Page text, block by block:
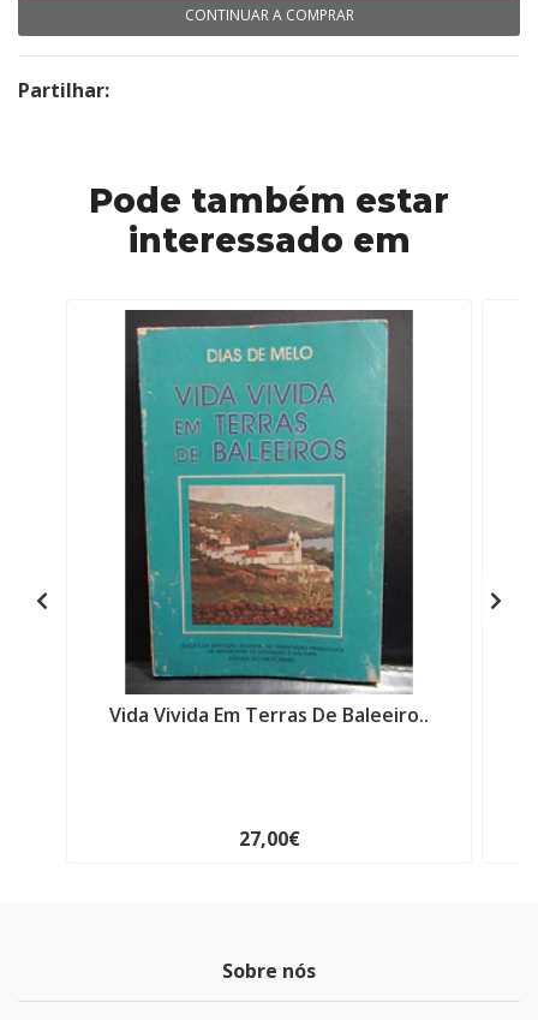
CONTINUAR A COMPRAR
Partilhar:
Pode também estar
interessado em
Vida Vivida Em Terras De Baleeiro..
27,00€
Sobre nós